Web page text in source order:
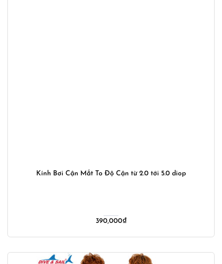
Kính Bơi Cận Mắt To Độ Cận từ 2.0 tới 5.0 diop
390,000₫